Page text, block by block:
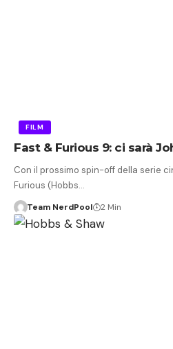
FILM
Fast & Furious 9: ci sarà
Con il prossimo spin-off della serie
Furious (Hobbs…
Team NerdPool 2 Min